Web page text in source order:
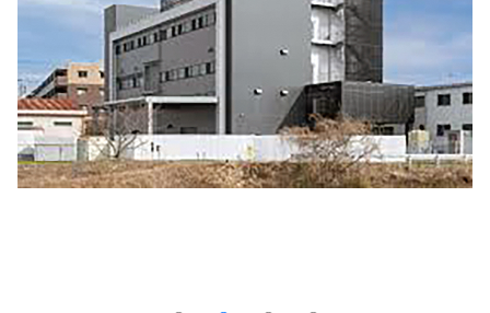
導入事例
採用情報
よくあるご質問
English